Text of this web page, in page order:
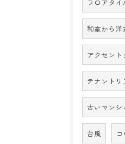
フロアタイ
和室から洋
アクセント
テナントリ
古いマンシ
台風